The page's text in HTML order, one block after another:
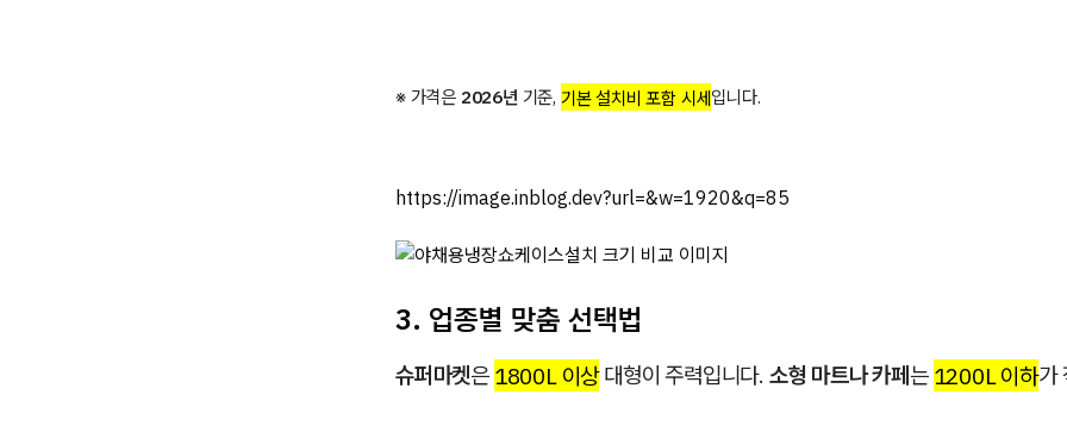
※ 가격은 2026년 기준, 기본 설치비 포함 시세입니다.
https://image.inblog.dev?url=&w=1920&q=85
3. 업종별 맞춤 선택법
슈퍼마켓은 1800L 이상대형이 주력입니다. 소형 마트나 카페는 1200L 이하가